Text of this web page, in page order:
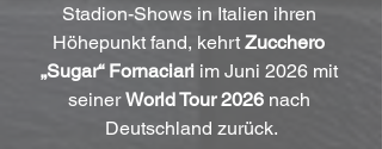
Stadion-Shows in Italien ihren
Höhepunkt fand, kehrt Zucchero
„Sugar“ Fornaciari im Juni 2026 mit
seiner World Tour 2026 nach
Deutschland zurück.